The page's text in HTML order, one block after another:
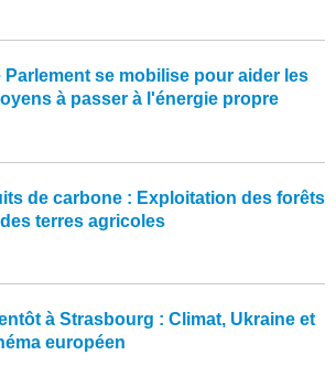
Parlement se mobilise pour aider les
à passer à l'énergie propre
de carbone : Exploitation des forêts
terres agricoles
à Strasbourg : Climat, Ukraine et
européen